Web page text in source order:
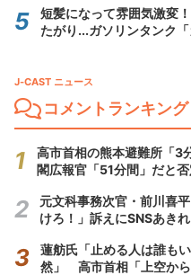
短髪になって雰囲気激変
たがり...ガソリンタンク
J-CAST ニュース
コメントランキング
高市首相の熊本避難所「
閣広報官「51分間」だと否
元文科事務次官・前川喜
けろ！」訴えにSNSあき
蓮舫氏「止める人は誰も
然」 高市首相「上空か